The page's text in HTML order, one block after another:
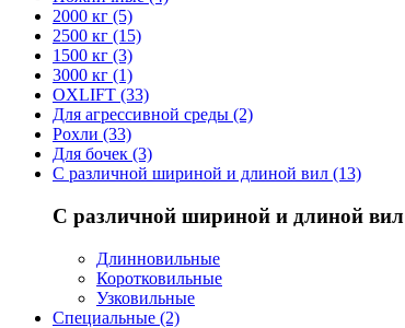
2000 кг (5)
2500 кг (15)
1500 кг (3)
3000 кг (1)
OXLIFT (33)
Для агрессивной среды (2)
Рохли (33)
Для бочек (3)
С различной шириной и длиной вил (13)
С различной шириной и длиной вил
Длинновильные
Коротковильные
Узковильные
Cпециальные (2)